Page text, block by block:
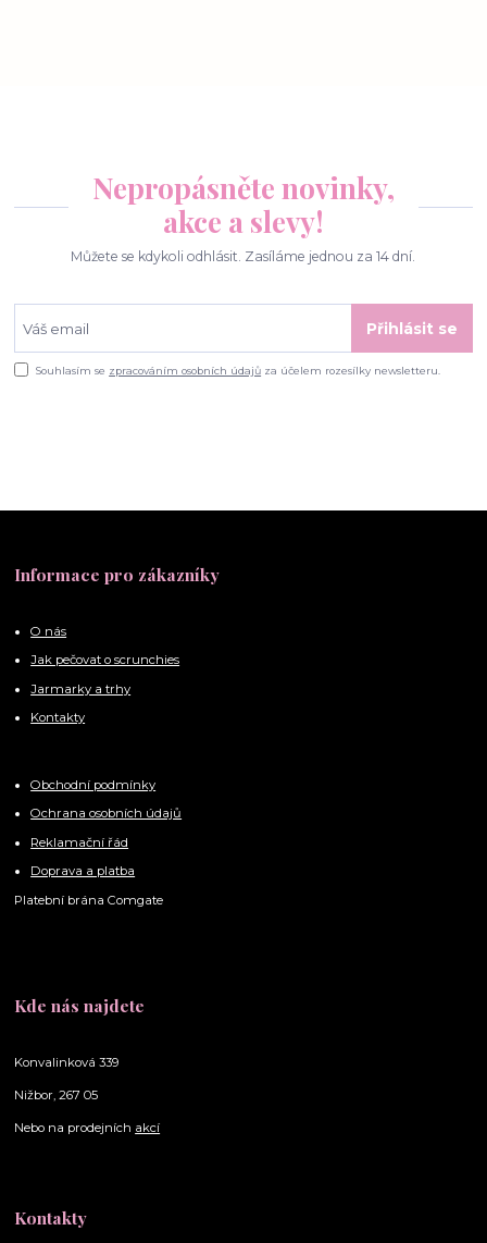
Nepropásněte novinky,
akce a slevy!
Můžete se kdykoli odhlásit. Zasíláme jednou za 14 dní.
Přihlásit se
Souhlasím se zpracováním osobních údajů za účelem rozesílky newsletteru.
Informace pro zákazníky
O nás
Jak pečovat o scrunchies
Jarmarky a trhy
Kontakty
Obchodní podmínky
Ochrana osobních údajů
Reklamační řád
Doprava a platba
Platební brána Comgate
Kde nás najdete
Konvalinková 339
Nižbor, 267 05
Nebo na prodejních akcí
Kontakty